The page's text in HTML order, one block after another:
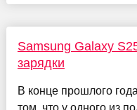
Samsung Galaxy
зарядки
В конце прошлого
том, что у одного из